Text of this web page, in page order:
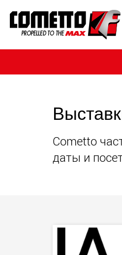
Cometto
даты и